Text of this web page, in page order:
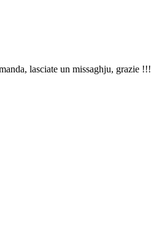
lasciate un missaghju, grazie !!!